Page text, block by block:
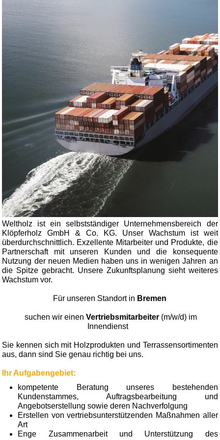
Weltholz ist ein selbstständiger Unternehmensbereich der
Klöpferholz GmbH & Co. KG. Unser Wachstum ist weit
überdurchschnittlich. Exzellente Mitarbeiter und Produkte, die
Partnerschaft mit unseren Kunden und die konsequente
Nutzung der neuen Medien haben uns in wenigen Jahren an
die Spitze gebracht. Unsere Zukunftsplanung sieht weiteres
Wachstum vor.
Für unseren Standort in Bremen
suchen wir einen Vertriebsmitarbeiter (m/w/d) im
Innendienst
Sie kennen sich mit Holzprodukten und Terrassensortimenten
aus, dann sind Sie genau richtig bei uns.
Ihr Aufgabengebiet:
kompetente Beratung unseres bestehenden
Kundenstammes, Auftragsbearbeitung und
Angebotserstellung sowie deren Nachverfolgung
Erstellen von vertriebsunterstützenden Maßnahmen aller
Art
Enge Zusammenarbeit und Unterstützung des